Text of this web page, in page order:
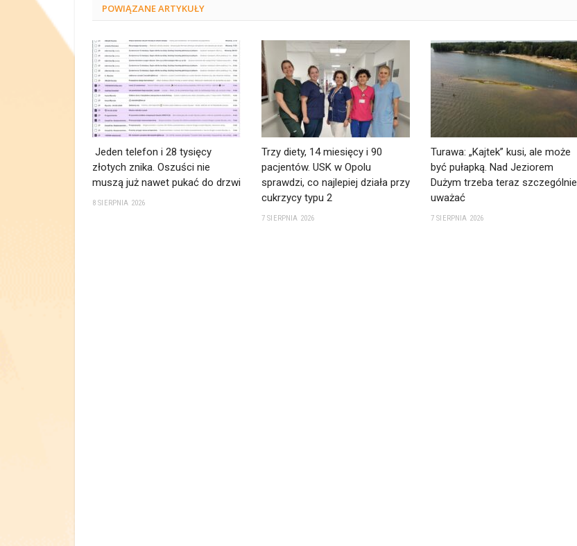
POWIĄZANEARTYKUŁY
Jeden telefon i 28 tysięcy
złotych znika. Oszuści nie
muszą już nawet pukać do drzwi
8 SIERPNIA 2026
Trzy diety, 14 miesięcy i 90
pacjentów. USK w Opolu
sprawdzi, co najlepiej działa przy
cukrzycy typu 2
7 SIERPNIA 2026
Turawa: „Kajtek” kusi, ale może
być pułapką. Nad Jeziorem
Dużym trzeba teraz szczególnie
uważać
7 SIERPNIA 2026